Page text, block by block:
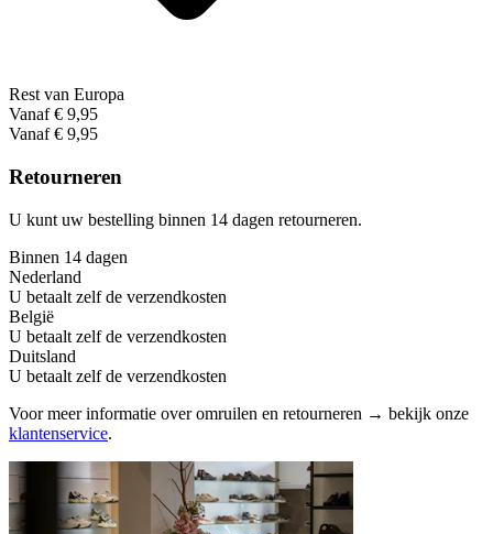
Rest van Europa
Vanaf € 9,95
Vanaf € 9,95
Retourneren
U kunt uw bestelling binnen 14 dagen retourneren.
Binnen 14 dagen
Nederland
U betaalt zelf de verzendkosten
België
U betaalt zelf de verzendkosten
Duitsland
U betaalt zelf de verzendkosten
Voor meer informatie over omruilen en retourneren → bekijk onze
klantenservice.